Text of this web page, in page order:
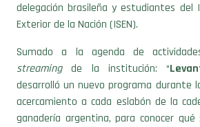
delegación brasileña y estudiantes del
Exterior de la Nación (ISEN).
Sumado a la agenda de
streamingde la institución: “
desarrolló un nuevo programa durante
acercamiento a cada eslabón de la
ganadería argentina, para conocer qué